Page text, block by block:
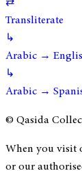
Transliterate
↳
Arabic →
↳
Arabic →
© Qasida
When you visit
or our